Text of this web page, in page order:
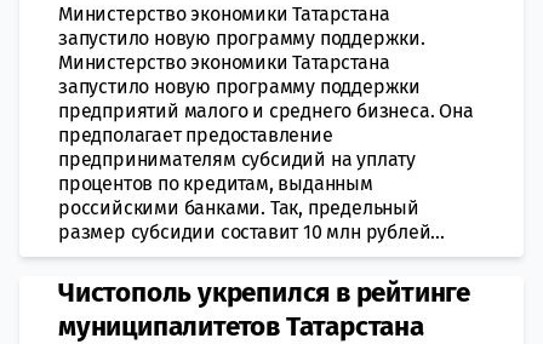
Министерство экономики Татарстана
запустило новую программу поддержки.
Министерство экономики Татарстана
запустило новую программу поддержки
предприятий малого и среднего бизнеса. Она
предполагает предоставление
предпринимателям субсидий на уплату
процентов по кредитам, выданным
российскими банками. Так, предельный
размер субсидии составит 10 млн рублей...
​Чистополь укрепился в рейтинге
муниципалитетов Татарстана